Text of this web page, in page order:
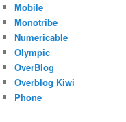
Mobile
Monotribe
Numericable
Olympic
OverBlog
Overblog Kiwi
Phone